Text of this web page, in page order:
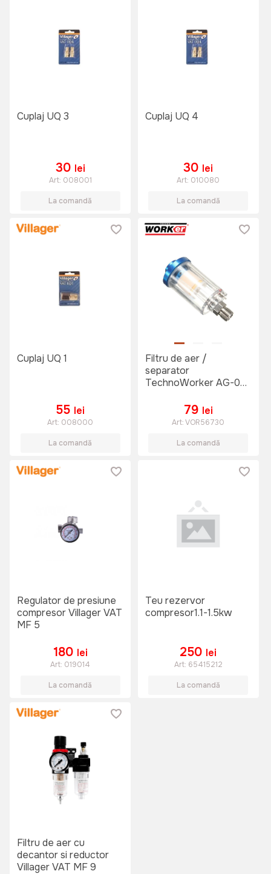
Cuplaj UQ 3
30 lei
Art: 008001
La comandă
Cuplaj UQ 4
30 lei
Art: 010080
La comandă
Cuplaj UQ 1
55 lei
Art: 008000
La comandă
Filtru de aer /
separator
TechnoWorker AG-05
79 lei
Art:VOR56730
La comandă
Regulator de presiune
compresor Villager VAT
MF 5
180 lei
Art: 019014
La comandă
Teu rezervor
compresor1.1-1.5kw
250 lei
Art: 65415212
La comandă
Filtru de aer cu
decantor si reductor
Villager VAT MF 9